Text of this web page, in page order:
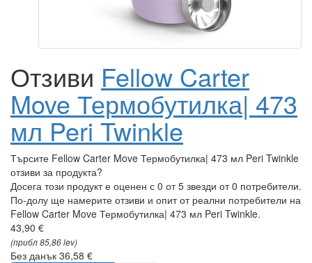
Отзиви Fellow Carter
Move Термобутилка| 473
мл Peri Twinkle
Търсите Fellow Carter Move Термобутилка| 473 мл Peri Twinkle
отзиви за продукта?
Досега този продукт е оценен с 0 от 5 звезди от 0 потребители.
По-долу ще намерите отзиви и опит от реални потребители на
Fellow Carter Move Термобутилка| 473 мл Peri Twinkle.
43,90 €
(прибл 85,86 lev)
Без данък 36,58 €